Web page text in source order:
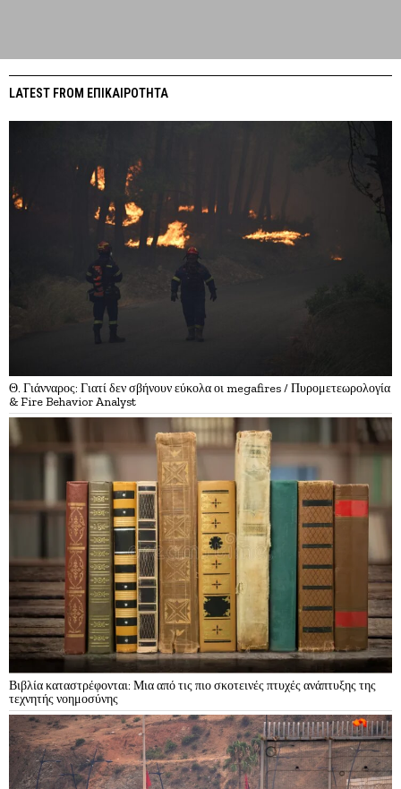
LATEST FROM ΕΠΙΚΑΙΡΟΤΗΤΑ
Θ. Γιάνναρος: Γιατί δεν σβήνουν εύκολα οι megafires / Πυρομετεωρολογία
& Fire Behavior Analyst
Βιβλία καταστρέφονται: Μια από τις πιο σκοτεινές πτυχές ανάπτυξης της
τεχνητής νοημοσύνης